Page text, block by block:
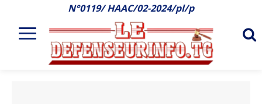
N°0119/ HAAC/02-2024/pl/p